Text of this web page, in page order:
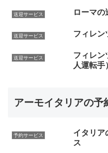
送迎サービス ローマの
送迎サービス フィレン
送迎サービス
フィレン
人運転手
アーモイタリアの予
予約サービス
イタリア
ス